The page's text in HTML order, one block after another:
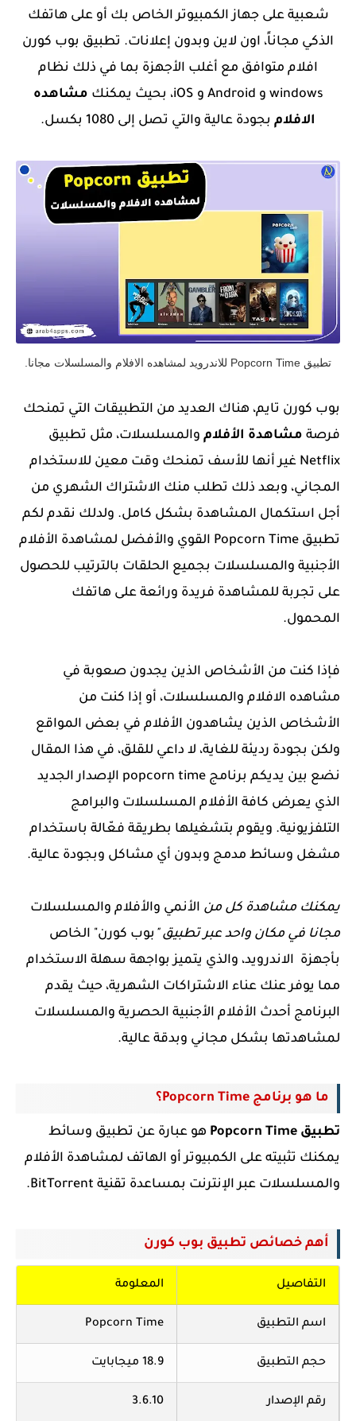
شعبية على جهاز الكمبيوتر الخاص بك أو على هاتفك
الذكي مجاناً، اون لاين وبدون إعلانات. تطبيق بوب كورن
افلام متوافق مع أغلب الأجهزة بما في ذلك نظام
windows و Android و iOS، بحيث يمكنك
مشاهده
الافلام بجودة عالية والتي تصل إلى 1080 بكسل.
تطبيق Popcorn Time للاندرويد لمشاهده الافلام والمسلسلات مجانا.
بوب كورن تايم، هناك العديد من التطبيقات التي تمنحك
فرصة مشاهدة الأفلام والمسلسلات، مثل تطبيق
Netflix غير أنها للأسف تمنحك وقت معين للاستخدام
المجاني، وبعد ذلك تطلب منك الاشتراك الشهري من
أجل استكمال المشاهدة بشكل كامل. ولدلك نقدم لكم
تطبيق Popcorn Time القوي والأفضل لمشاهدة الأفلام
الأجنبية والمسلسلات بجميع الحلقات بالترتيب للحصول
على تجربة للمشاهدة فريدة ورائعة على هاتفك
المحمول.
فإذا كنت من الأشخاص الذين يجدون صعوبة في
مشاهده الافلام والمسلسلات، أو إذا كنت من
الأشخاص الذين يشاهدون الأفلام في بعض المواقع
ولكن بجودة رديئة للغاية، لا داعي للقلق، في هذا المقال
نضع بين يديكم برنامج popcorn time الإصدار الجديد
الذي يعرض كافة الأفلام المسلسلات والبرامج
التلفزيونية. ويقوم بتشغيلها بطريقة فعّالة باستخدام
مشغل وسائط مدمج وبدون أي مشاكل وبجودة عالية.
يمكنك مشاهدة كل من الأنمي والأفلام والمسلسلات
مجانا في مكان واحد عبر تطبيق " بوب كورن" الخاص
بأجهزة الاندرويد، والذي يتميز بواجهة سهلة الاستخدام
مما يوفر عنك عناء الاشتراكات الشهرية، حيث يقدم
البرنامج أحدث الأفلام الأجنبية الحصرية والمسلسلات
لمشاهدتها بشكل مجاني وبدقة عالية.
ما هو برنامج Popcorn Time؟
تطبيق Popcorn Time
هو عبارة عن تطبيق وسائط
يمكنك تثبيته على الكمبيوتر أو الهاتف لمشاهدة الأفلام
والمسلسلات عبر الإنترنت بمساعدة تقنية BitTorrent.
أهم خصائص تطبيق بوب كورن
التفاصيل المعلومة
اسم التطبيق Popcorn Time
حجم التطبيق 18.9 ميجابايت
رقم الإصدار 3.6.10